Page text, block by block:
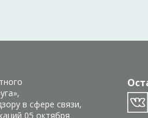
в сфере связи,
05 октября